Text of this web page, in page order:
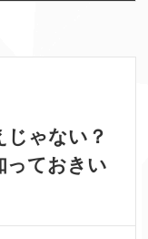
じゃない？
っておきい